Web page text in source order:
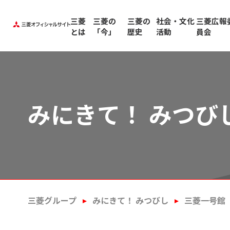
三菱
とは
三菱の
「今」
三菱の
歴史
社会・文化
活動
三菱広報
員会
みにきて！ みつび
三菱グループ みにきて！ みつびし 三菱一号館